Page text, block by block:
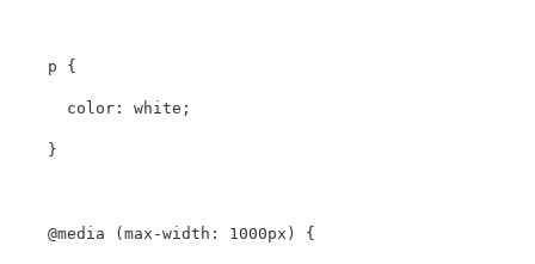
p {
color : white ;
}
@media ( max-width : 1000px ) {